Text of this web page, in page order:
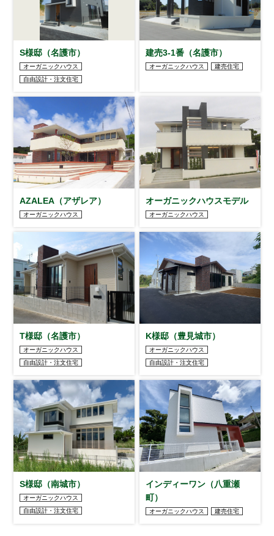
S様邸（名護市）
オーガニックハウス
自由設計・注文住宅
建売3-1番（名護市）
オーガニックハウス 建売住宅
AZALEA（アザレア）
オーガニックハウス
オーガニックハウスモデル
オーガニックハウス
T様邸（名護市）
オーガニックハウス
自由設計・注文住宅
K様邸（豊見城市）
オーガニックハウス
自由設計・注文住宅
S様邸（南城市）
オーガニックハウス
自由設計・注文住宅
インディーワン（八重瀬
町）
オーガニックハウス 建売住宅